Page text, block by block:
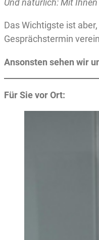
Und natürlich: Mit
Das Wichtigste ist
Gesprächstermin
Ansonsten sehen wir
Für Sie vor Ort: